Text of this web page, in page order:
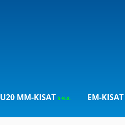
U20 MM-KISAT5-9.8. EM-KISAT